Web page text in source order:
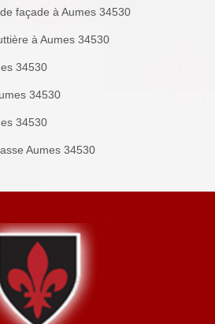
façade à Aumes 34530
à Aumes 34530
34530
34530
34530
Aumes 34530